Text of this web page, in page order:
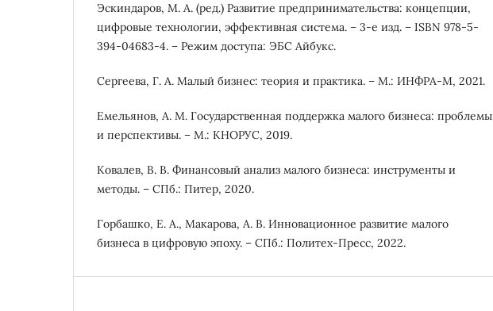
Эскиндаров, М. А. (ред.) Развитие предпринимательства: концепции,
цифровые технологии, эффективная система. – 3-е изд. – ISBN 978-5-
394-04683-4. – Режим доступа: ЭБС Айбукс.
Сергеева, Г. А. Малый бизнес: теория и практика. – М.: ИНФРА-М, 2021.
Емельянов, А. М. Государственная поддержка малого бизнеса: проблемы
и перспективы. – М.: КНОРУС, 2019.
Ковалев, В. В. Финансовый анализ малого бизнеса: инструменты и
методы. – СПб.: Питер, 2020.
Горбашко, Е. А., Макарова, А. В. Инновационное развитие малого
бизнеса в цифровую эпоху. – СПб.: Политех-Пресс, 2022.